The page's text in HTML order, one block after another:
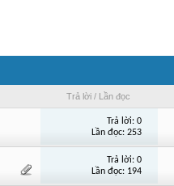
Trả lời / Lần đọc
Trả lời:0
Lần đọc: 253
Trả lời:0
Lần đọc: 194